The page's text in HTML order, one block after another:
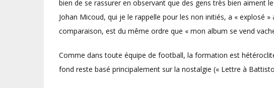
bien de se rassurer en observant que des gens très bien aiment
Johan Micoud, qui je le rappelle pour les non initiés, a « explosé
comparaison, est du même ordre que « mon album se vend
Comme dans toute équipe de football, la formation est
fond reste basé principalement sur la nostalgie (« Lettre à